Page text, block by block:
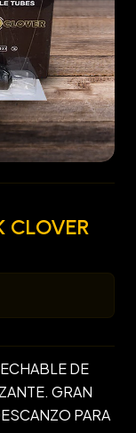
CLOVER
DE
GRAN
PARA